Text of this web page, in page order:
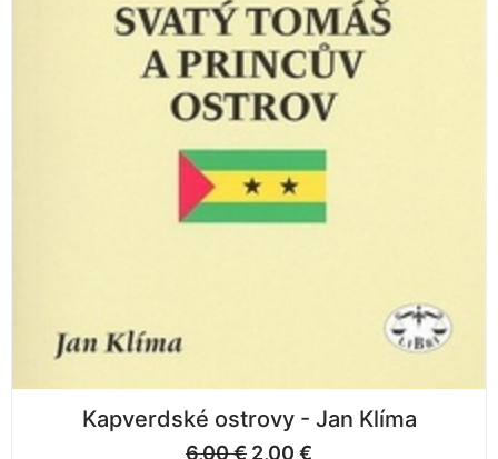
Kapverdské ostrovy - Jan Klíma
6,00€ 2,00 €